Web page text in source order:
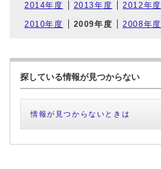
2014年度 2013年度 2012年度
2010年度 2009年度 2008年度
探している情報が見つからない
情報が見つからないときは